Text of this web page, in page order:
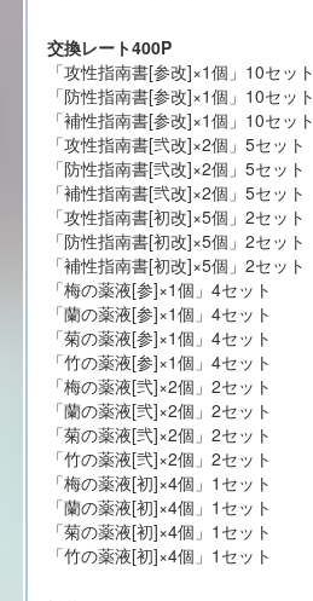
交換レート400P
「攻性指南書[参改]×1個」10セット
「防性指南書[参改]×1個」10セット
「補性指南書[参改]×1個」10セット
「攻性指南書[弐改]×2個」5セット
「防性指南書[弐改]×2個」5セット
「補性指南書[弐改]×2個」5セット
「攻性指南書[初改]×5個」2セット
「防性指南書[初改]×5個」2セット
「補性指南書[初改]×5個」2セット
「梅の薬液[参]×1個」4セット
「蘭の薬液[参]×1個」4セット
「菊の薬液[参]×1個」4セット
「竹の薬液[参]×1個」4セット
「梅の薬液[弐]×2個」2セット
「蘭の薬液[弐]×2個」2セット
「菊の薬液[弐]×2個」2セット
「竹の薬液[弐]×2個」2セット
「梅の薬液[初]×4個」1セット
「蘭の薬液[初]×4個」1セット
「菊の薬液[初]×4個」1セット
「竹の薬液[初]×4個」1セット